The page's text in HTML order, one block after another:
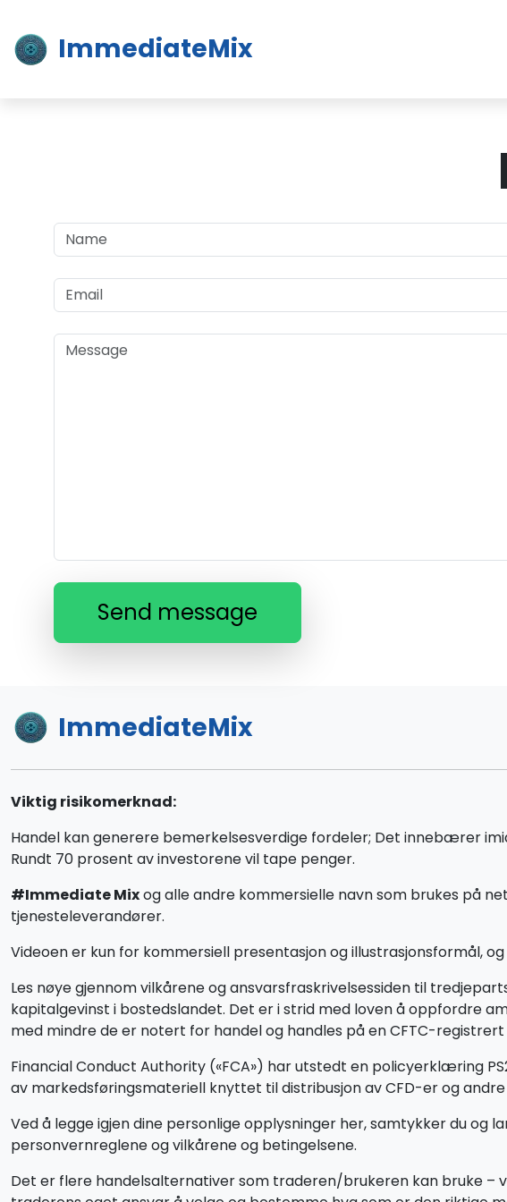
ImmediateMix
Send message
ImmediateMix
Viktig risikomerknad:
Handel kan generere bemerkelsesverdige fordeler; Det innebærer
Rundt 70 prosent av investorene vil tape penger.
#Immediate Mixog alle andre kommersielle navn som brukes på
tjenesteleverandører.
Videoen er kun for kommersiell presentasjon og illustrasjonsformål,
Les nøye gjennom vilkårene og ansvarsfraskrivelsessiden til
kapitalgevinst i bostedslandet. Det er i strid med loven å oppfordre
med mindre de er notert for handel og handles på en CFTC-
Financial Conduct Authority («FCA») har utstedt en policyerklæring
av markedsføringsmateriell knyttet til distribusjon av CFD-er og
Ved å legge igjen dine personlige opplysninger her, samtykker du
personvernreglene og vilkårene og betingelsene.
Det er flere handelsalternativer som traderen/brukeren kan bruke –